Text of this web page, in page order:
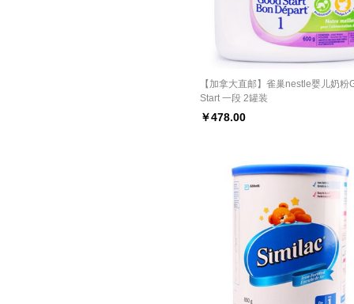
【加拿大直邮】雀巢nestle婴儿奶粉
Start 一段 2罐装
￥478.00